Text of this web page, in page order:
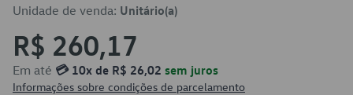
Unidade de venda: Unitário(a)
R$ 260,17
Em até 💳 10x de R$ 26,02 sem juros
Informações sobre condições de parcelamento